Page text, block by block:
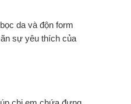
da và độn form
sự yêu thích của